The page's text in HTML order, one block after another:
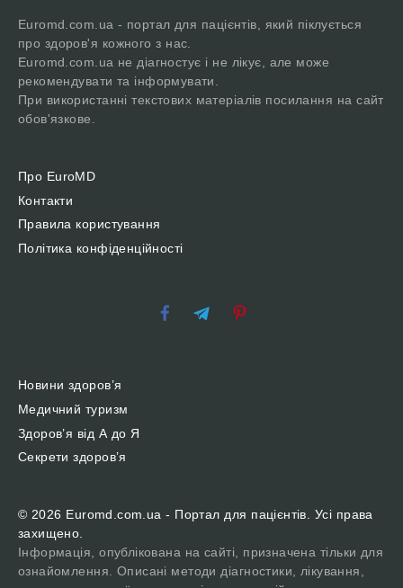
Euromd.com.ua - портал для пацієнтів, який піклується
про здоров'я кожного з нас.
Euromd.com.ua не діагностує і не лікує, але може
рекомендувати та інформувати.
При використанні текстових матеріалів посилання на сайт
обов'язкове.
Про EuroMD
Контакти
Правила користування
Політика конфіденційності
Новини здоров’я
Медичний туризм
Здоров’я від А до Я
Секрети здоров’я
© 2026 Euromd.com.ua - Портал для пацієнтів. Усі права
захищено.
Інформація, опублікована на сайті, призначена тільки для
ознайомлення. Описані методи діагностики, лікування,